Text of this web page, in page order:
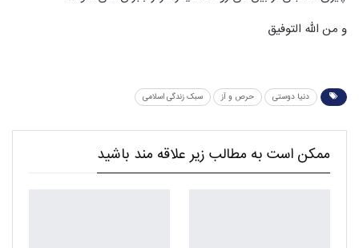
و من الله التوفیق
دنیا دوستی حرص و آز سبک زندگی اسلامی
ممکن است به مطالب زیر علاقه مند باشید